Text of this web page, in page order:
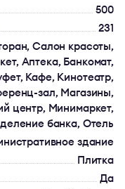
500
231
Салон красоты,
Аптека, Банкомат,
Кафе, Кинотеатр,
зал, Магазины,
центр, Минимаркет,
банка, Отель
здание
Плитка
Да